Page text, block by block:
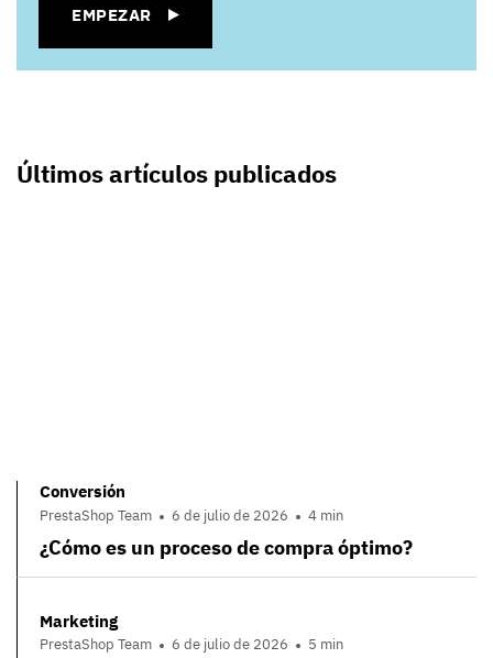
EMPEZAR
Últimos artículos publicados
Conversión
PrestaShop Team 6 de julio de 2026 4 min
¿Cómo es un proceso de compra óptimo?
Marketing
PrestaShop Team 6 de julio de 2026 5 min